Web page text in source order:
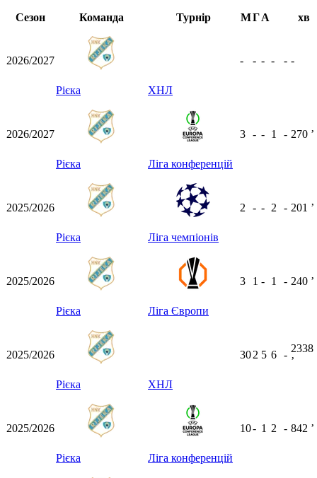
Сезон
Команда Турнір МГА хв
2026/2027
Рієка ХНЛ
- - - - - -
2026/2027
Рієка Ліга конференцій
3 - - 1 - 270 ʼ
2025/2026
Рієка Ліга чемпіонів
2 - - 2 - 201 ʼ
2025/2026
Рієка Ліга Європи
3 1 - 1 - 240 ʼ
2025/2026
Рієка ХНЛ
302 5 6 -
2338
ʼ
2025/2026
Рієка Ліга конференцій
10- 1 2 - 842 ʼ